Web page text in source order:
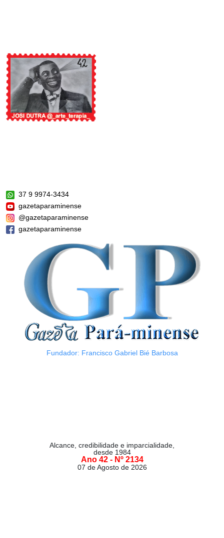
37 9 9974-3434
gazetaparaminense
@gazetaparaminense
gazetaparaminense
Fundador: Francisco Gabriel Bié Barbosa
Alcance, credibilidade e imparcialidade,
desde 1984
Ano 42 - Nº 2134
07 de Agosto de 2026